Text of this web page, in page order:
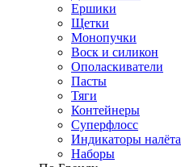
Ершики
Щетки
Монопучки
Воск и силикон
Ополаскиватели
Пасты
Тяги
Контейнеры
Суперфлосс
Индикаторы налёта
Наборы